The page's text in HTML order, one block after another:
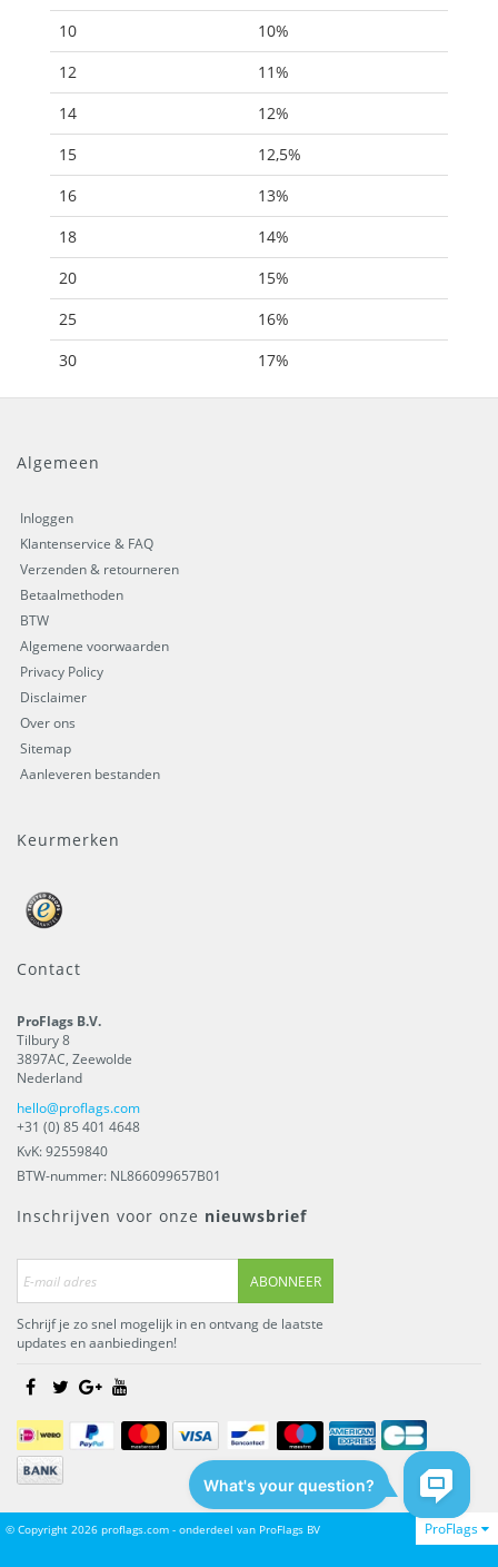
10
10%
12
11%
14
12%
15
12,5%
16
13%
18
14%
20
15%
25
16%
30
17%
Algemeen
Inloggen
Klantenservice & FAQ
Verzenden & retourneren
Betaalmethoden
BTW
Algemene voorwaarden
Privacy Policy
Disclaimer
Over ons
Sitemap
Aanleveren bestanden
Keurmerken
Contact
ProFlags B.V.
Tilbury 8
3897AC, Zeewolde
Nederland
hello@proflags.com
+31 (0) 85 401 4648
KvK: 92559840
BTW-nummer: NL866099657B01
Inschrijven voor onze nieuwsbrief
ABONNEER
Schrijf je zo snel mogelijk in en ontvang de laatste
updates en aanbiedingen!
ProFlags
© Copyright 2026 proflags.com - onderdeel van ProFlags BV